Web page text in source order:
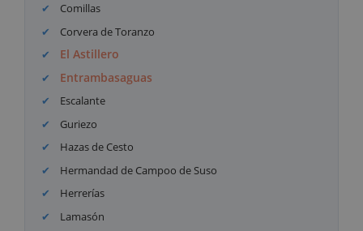
Comillas
Corvera de Toranzo
El Astillero
Entrambasaguas
Escalante
Guriezo
Hazas de Cesto
Hermandad de Campoo de Suso
Herrerías
Lamasón